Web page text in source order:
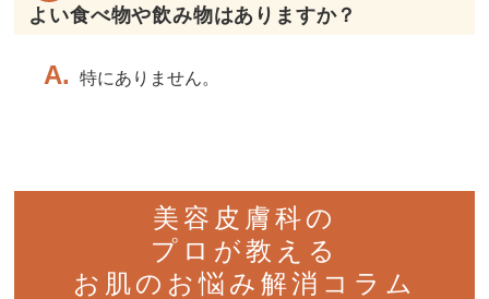
よい食べ物や飲み物はありますか？
特にありません。
美容皮膚科の
プロが教える​
お肌のお悩み解消コラム